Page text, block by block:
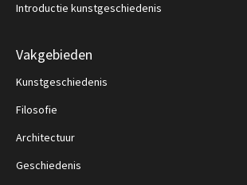
Introductie kunstgeschiedenis
Vakgebieden
Kunstgeschiedenis
Filosofie
Architectuur
Geschiedenis